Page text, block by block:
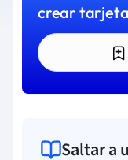
crear
Saltar a